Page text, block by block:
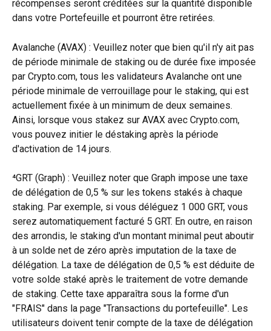
récompenses seront créditées sur la quantité disponible
dans votre Portefeuille et pourront être retirées.
Avalanche (AVAX) : Veuillez noter que bien qu'il n'y ait pas
de période minimale de staking ou de durée fixe imposée
par Crypto.com, tous les validateurs Avalanche ont une
période minimale de verrouillage pour le staking, qui est
actuellement fixée à un minimum de deux semaines.
Ainsi, lorsque vous stakez sur AVAX avec Crypto.com,
vous pouvez initier le déstaking après la période
d'activation de 14 jours.
⁴GRT (Graph) : Veuillez noter que Graph impose une taxe
de délégation de 0,5 % sur les tokens stakés à chaque
staking. Par exemple, si vous déléguez 1 000 GRT, vous
serez automatiquement facturé 5 GRT. En outre, en raison
des arrondis, le staking d'un montant minimal peut aboutir
à un solde net de zéro après imputation de la taxe de
délégation. La taxe de délégation de 0,5 % est déduite de
votre solde staké après le traitement de votre demande
de staking. Cette taxe apparaîtra sous la forme d'un
"FRAIS" dans la page "Transactions du portefeuille". Les
utilisateurs doivent tenir compte de la taxe de délégation